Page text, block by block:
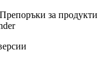
за продукти